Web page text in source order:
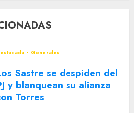
Generales
Sastre se despiden del
y blanquean su alianza
Torres